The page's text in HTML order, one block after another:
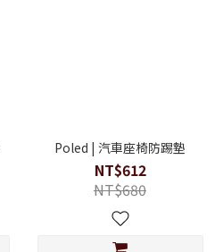
Poled | 汽車座椅防踢墊
NT$612
NT$680